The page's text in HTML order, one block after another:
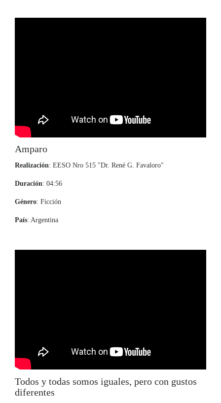
Amparo
Realización: EESO Nro 515 "Dr. René G. Favaloro"
Duración: 04:56
Género: Ficción
País: Argentina
Todos y todas somos iguales, pero con gustos
diferentes